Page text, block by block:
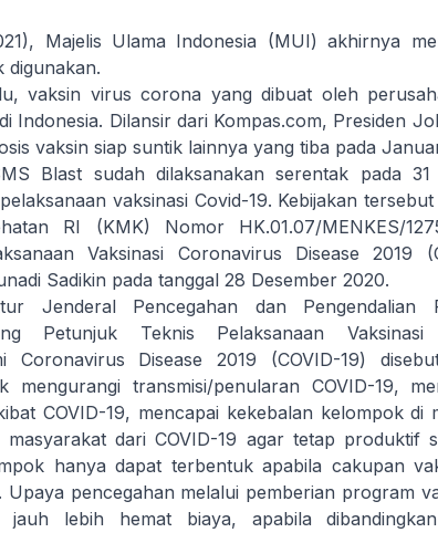
Majelis Ulama Indonesia (MUI) akhirnya
digunakan.
vaksin virus corona yang dibuat oleh
Indonesia. Dilansir dari Kompas.com, Presiden
vaksin siap suntik lainnya yang tiba pada
Blast sudah dilaksanakan serentak pada
vaksinasi Covid-19. Kebijakan
RI (KMK) Nomor HK.01.07/MENKES/
Vaksinasi Coronavirus Disease 2019
Sadikin pada tanggal 28 Desember 2020.
Jenderal Pencegahan dan Pengendalian
Petunjuk Teknis Pelaksanaan
Coronavirus Disease 2019 (COVID-19)
mengurangi transmisi/penularan COVID-19,
COVID-19, mencapai kekebalan kelompok di
masyarakat dari COVID-19 agar tetap produktif
hanya dapat terbentuk apabila cakupan
pencegahan melalui pemberian program
lebih hemat biaya, apabila